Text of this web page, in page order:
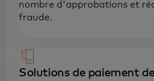
nombre d'approbations et
fraude.
Solutions de paiement